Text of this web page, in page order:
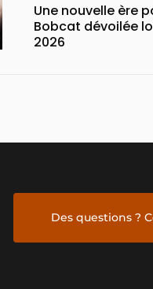
Une nouvelle ère
Bobcat dévoilée
2026
Des questions ?